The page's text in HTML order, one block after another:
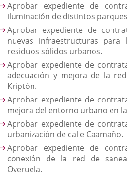
Aprobar expediente de
iluminación de distintos
Aprobar expediente de
nuevas infraestructuras
residuos sólidos urbanos.
Aprobar expediente de
adecuación y mejora de la
Kriptón.
Aprobar expediente de
mejora del entorno urbano en
Aprobar expediente de
urbanización de calle Caamaño.
Aprobar expediente de
conexión de la red de
Overuela.